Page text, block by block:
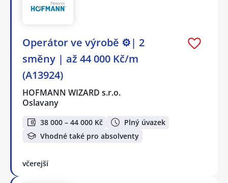
Operátor ve výrobě ⚙️| 2
směny | až 44 000 Kč/m
(A13924)
HOFMANN WIZARD s.r.o.
Oslavany
38 000 – 44 000 Kč
Plný úvazek
Vhodné také pro absolventy
včerejší